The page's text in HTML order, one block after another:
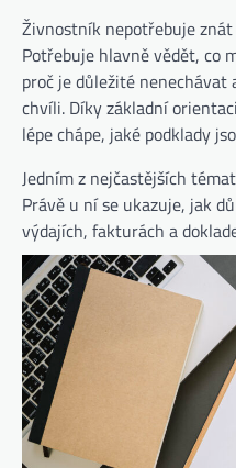
Živnostník nepotřebuje
Potřebuje hlavně vědět, co
proč je důležité
chvíli. Díky základní
lépe chápe, jaké podklady
Jedním z nejčastějších
Právě u ní se ukazuje, jak
výdajích, fakturách a